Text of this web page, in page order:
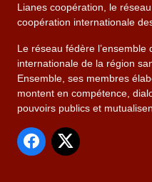
Lianes coopération, le
coopération internationale
Le réseau fédère
internationale de la région
Ensemble, ses membres
montent en compétence,
pouvoirs publics et